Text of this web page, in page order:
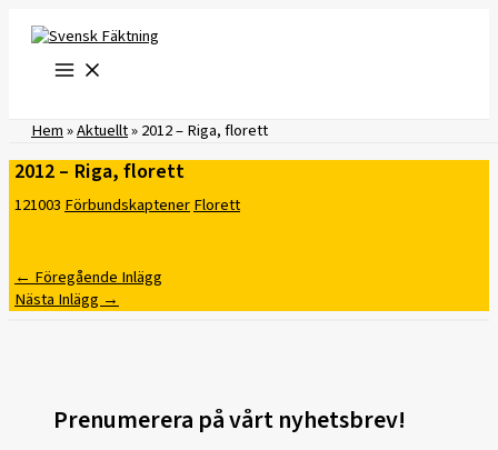
innehåll
Hem»Aktuellt»2012 – Riga, florett
2012 – Riga, florett
121003FörbundskaptenerFlorett
← Föregående Inlägg
Nästa Inlägg →
Prenumerera på vårt nyhetsbrev!